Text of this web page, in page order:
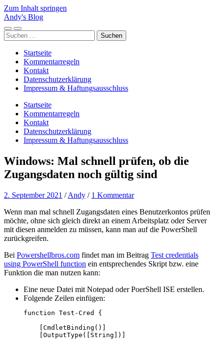
Zum Inhalt springen
Andy's Blog
Mobile-
Menü
Suchfeld
ein-/ausblenden
Suchen
nach:
Startseite
Kommentarregeln
Kontakt
Datenschutzerklärung
Impressum & Haftungsausschluss
Startseite
Kommentarregeln
Kontakt
Datenschutzerklärung
Impressum & Haftungsausschluss
Windows: Mal schnell prüfen, ob die
Zugangsdaten noch gültig sind
2. September 2021 /Andy / 1 Kommentar
Wenn man mal schnell Zugangsdaten eines Benutzerkontos prüfen
möchte, ohne sich gleich direkt an einem Arbeitsplatz oder Server
mit diesen anmelden zu müssen, kann man auf die PowerShell
zurückgreifen.
Bei Powershellbros.com findet man im Beitrag Test credentials
using PowerShell function ein entsprechendes Skript bzw. eine
Funktion die man nutzen kann:
Eine neue Datei mit Notepad oder PoerShell ISE erstellen.
Folgende Zeilen einfügen:
function Test-Cred {
    [CmdletBinding()]
    [OutputType([String])]